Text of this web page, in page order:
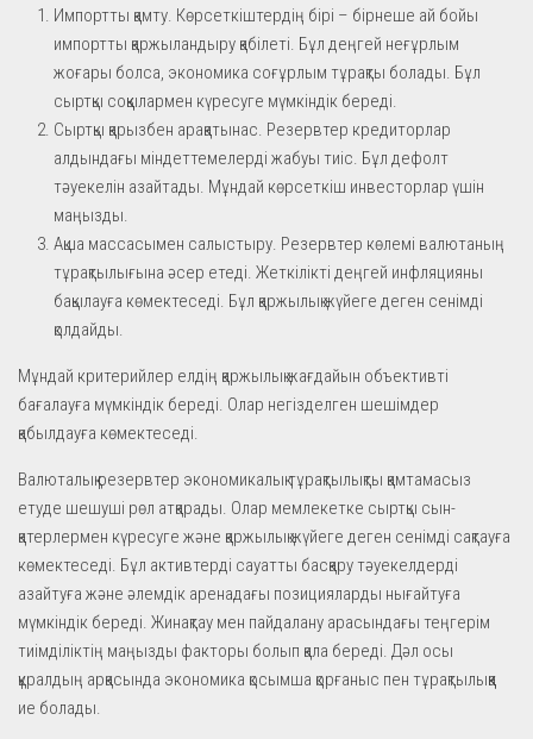
Импортты қамту. Көрсеткіштердің бірі – бірнеше ай бойы
импортты қаржыландыру қабілеті. Бұл деңгей неғұрлым
жоғары болса, экономика соғұрлым тұрақты болады. Бұл
сыртқы соққылармен күресуге мүмкіндік береді.
Сыртқы қарызбен арақатынас. Резервтер кредиторлар
алдындағы міндеттемелерді жабуы тиіс. Бұл дефолт
тәуекелін азайтады. Мұндай көрсеткіш инвесторлар үшін
маңызды.
Ақша массасымен салыстыру. Резервтер көлемі валютаның
тұрақтылығына әсер етеді. Жеткілікті деңгей инфляцияны
бақылауға көмектеседі. Бұл қаржылық жүйеге деген сенімді
қолдайды.
Мұндай критерийлер елдің қаржылық жағдайын объективті
бағалауға мүмкіндік береді. Олар негізделген шешімдер
қабылдауға көмектеседі.
Валюталық резервтер экономикалық тұрақтылықты қамтамасыз
етуде шешуші рөл атқарады. Олар мемлекетке сыртқы сын-
қатерлермен күресуге және қаржылық жүйеге деген сенімді сақтауға
көмектеседі. Бұл активтерді сауатты басқару тәуекелдерді
азайтуға және әлемдік аренадағы позицияларды нығайтуға
мүмкіндік береді. Жинақтау мен пайдалану арасындағы теңгерім
тиімділіктің маңызды факторы болып қала береді. Дәл осы
құралдың арқасында экономика қосымша қорғаныс пен тұрақтылыққа
ие болады.